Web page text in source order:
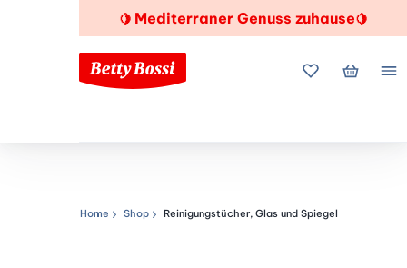
🍋 Mediterraner Genuss zuhause🍋
MeineMein
Navigationspfad
Home Shop Reinigungstücher, Glas und Spiegel